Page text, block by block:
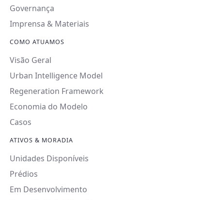
Governança
Imprensa & Materiais
COMO ATUAMOS
Visão Geral
Urban Intelligence Model
Regeneration Framework
Economia do Modelo
Casos
ATIVOS & MORADIA
Unidades Disponíveis
Prédios
Em Desenvolvimento